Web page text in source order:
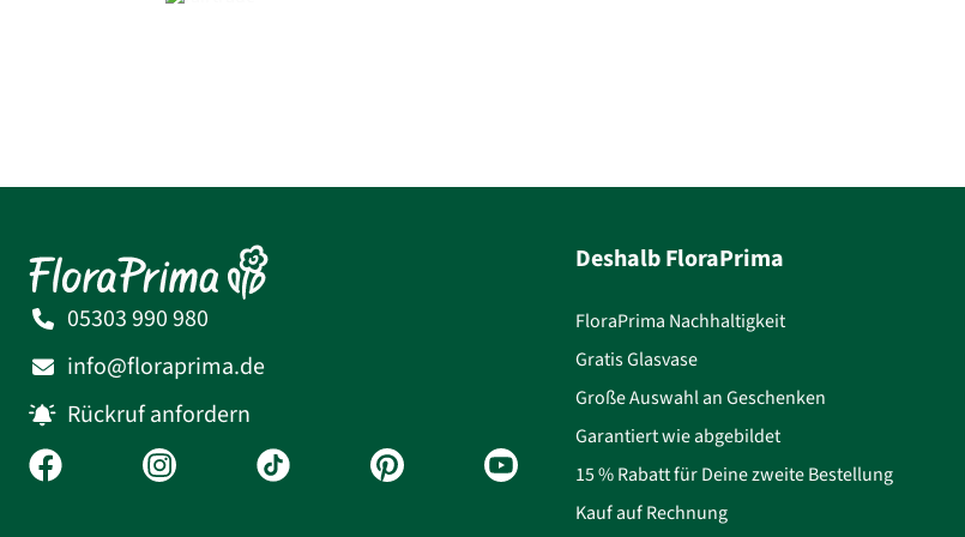
05303 990 980
info@floraprima.de
Rückruf anfordern
Deshalb FloraPrima
FloraPrima Nachhaltigkeit
Gratis Glasvase
Große Auswahl an Geschenken
Garantiert wie abgebildet
15 % Rabatt für Deine zweite Bestellung
Kauf auf Rechnung